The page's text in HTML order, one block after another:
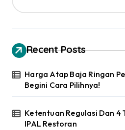
Recent Posts
Harga Atap Baja Ringan
Begini Cara Pilihnya!
Ketentuan Regulasi Dan 4
IPAL Restoran